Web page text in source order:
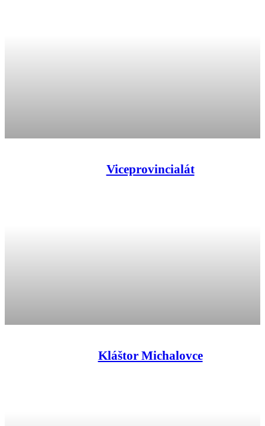
Viceprovincialát
Kláštor Michalovce